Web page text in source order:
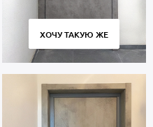
ХОЧУ ТАКУЮ ЖЕ